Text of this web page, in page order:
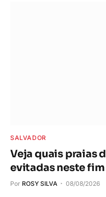
SALVADOR
Veja quais praias
evitadas neste fim
Por ROSY SILVA 08/08/2026